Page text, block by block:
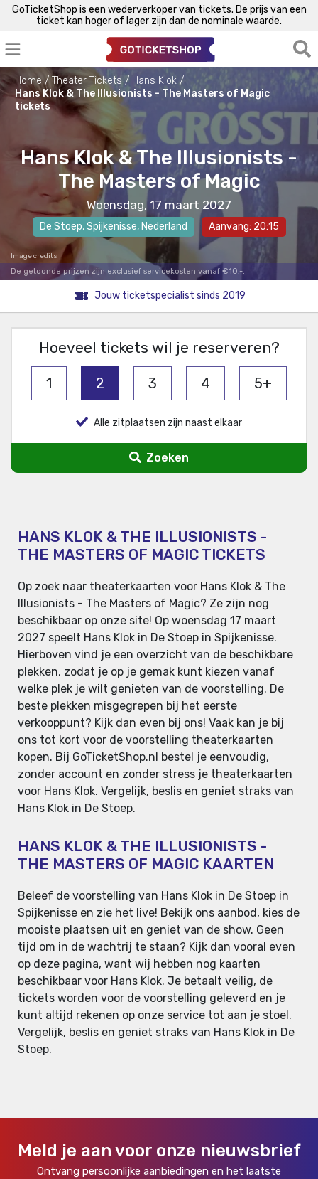
GoTicketShop is een wederverkoper van tickets. De prijs van een
ticket kan hoger of lager zijn dan de nominale waarde.
Home Theater Tickets
Hans Klok
Hans Klok & The Illusionists - The Masters of Magic
tickets
Hans Klok & The Illusionists -
The Masters of Magic
Woensdag, 17 maart 2027
De Stoep,Spijkenisse, Nederland Aanvang: 20:15
Image credits
De getoonde prijzen zijn exclusief servicekosten vanaf €10,-.
Jouw ticketspecialist sinds 2019
Hoeveel tickets wil je reserveren?
1 2 3 4 5+
Alle zitplaatsen zijn naast elkaar
Zoeken
HANS KLOK & THE ILLUSIONISTS -
THE MASTERS OF MAGIC TICKETS
Op zoek naar theaterkaarten voor Hans Klok & The
Illusionists - The Masters of Magic? Ze zijn nog
beschikbaar op onze site! Op woensdag 17 maart
2027 speelt Hans Klok in De Stoep in Spijkenisse.
Hierboven vind je een overzicht van de beschikbare
plekken, zodat je op je gemak kunt kiezen vanaf
welke plek je wilt genieten van de voorstelling. De
beste plekken misgegrepen bij het eerste
verkooppunt? Kijk dan even bij ons! Vaak kan je bij
ons tot kort voor de voorstelling theaterkaarten
kopen. Bij GoTicketShop.nl bestel je eenvoudig,
zonder account en zonder stress je theaterkaarten
voor Hans Klok. Vergelijk, beslis en geniet straks van
Hans Klok in De Stoep.
HANS KLOK & THE ILLUSIONISTS -
THE MASTERS OF MAGIC KAARTEN
Beleef de voorstelling van Hans Klok in De Stoep in
Spijkenisse en zie het live! Bekijk ons aanbod, kies de
mooiste plaatsen uit en geniet van de show. Geen
tijd om in de wachtrij te staan? Kijk dan vooral even
op deze pagina, want wij hebben nog kaarten
beschikbaar voor Hans Klok. Je betaalt veilig, de
tickets worden voor de voorstelling geleverd en je
kunt altijd rekenen op onze service tot aan je stoel.
Vergelijk, beslis en geniet straks van Hans Klok in De
Stoep.
Meld je aan voor onze nieuwsbrief
Ontvang persoonlijke aanbiedingen en het laatste